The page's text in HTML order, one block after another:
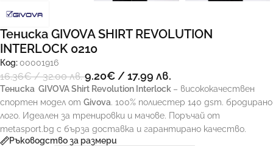
Тениска GIVOVA SHIRT REVOLUTION
INTERLOCK 0210
Код: 00001916
16.36€/ 32.00 лв.9.20€ / 17.99 лв.
Тениска GIVOVA Shirt Revolution Interlock – висококачествен
спортен модел от Givova. 100% полиестер 140 gsm. бродирано
лого. Идеален за тренировки и мачове. Поръчай от
metasport.bg с бърза доставка и гарантирано качество.
Ръководство за размери